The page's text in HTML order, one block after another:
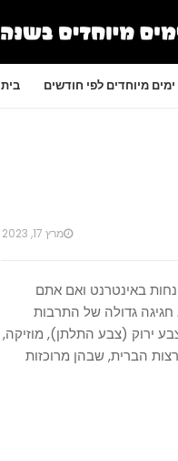
בית ימים מיוחדים לפי חודשים
מרץ 17, 2023
באינטרנט ואם אתם
חגיגה גדולה של התרבות
ירוק (צבע התלתן), מוזיקה,
הברית, שבהן מרוכזות